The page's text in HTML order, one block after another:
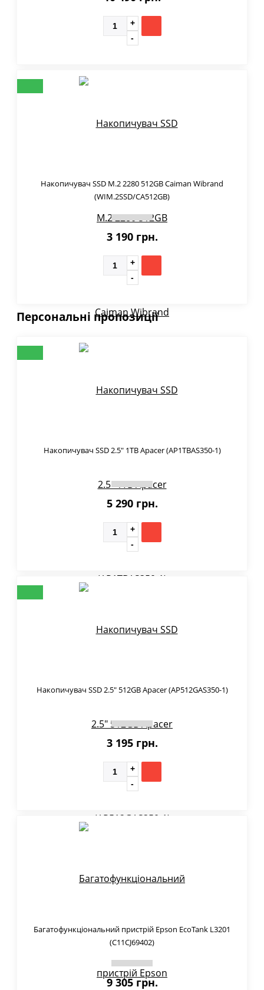
Накопичувач SSD M.2 2280 512GB Caiman Wibrand
(WIM.2SSD/CA512GB)
3 190 грн.
Персональні пропозиції
Накопичувач SSD 2.5" 1TB Apacer (AP1TBAS350-1)
5 290 грн.
Накопичувач SSD 2.5" 512GB Apacer (AP512GAS350-1)
3 195 грн.
Багатофункціональний пристрій Epson EcoTank L3201
(C11CJ69402)
9 305 грн.